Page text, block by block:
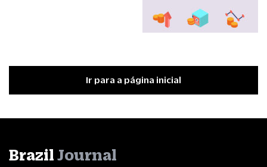
Ir para a página inicial
Brazil Journal